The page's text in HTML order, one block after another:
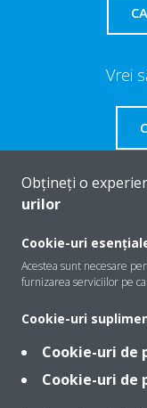
Vrei
Despre Daikin
Contact
Obțineți o
urilor
Cookie-uri
Acestea sunt necesare
furnizarea serviciilor pe
Cookie-uri
Cookie-uri de
Cookie-uri